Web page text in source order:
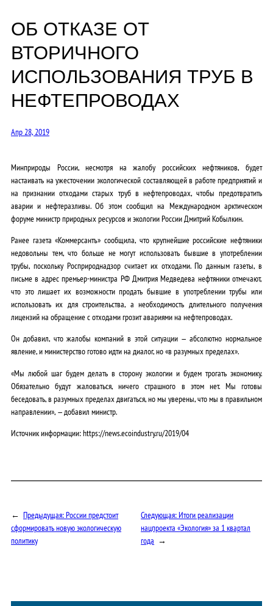
ОБ ОТКАЗЕ ОТ
ВТОРИЧНОГО
ИСПОЛЬЗОВАНИЯ ТРУБ В
НЕФТЕПРОВОДАХ
Апр 28, 2019
Минприроды России, несмотря на жалобу российских нефтяников, будет
настаивать на ужесточении экологической составляющей в работе предприятий и
на признании отходами старых труб в нефтепроводах, чтобы предотвратить
аварии и нефтеразливы. Об этом сообщил на Международном арктическом
форуме министр природных ресурсов и экологии России Дмитрий Кобылкин.
Ранее газета «Коммерсантъ» сообщила, что крупнейшие российские нефтяники
недовольны тем, что больше не могут использовать бывшие в употреблении
трубы, поскольку Росприроднадзор считает их отходами. По данным газеты, в
письме в адрес премьер-министра РФ Дмитрия Медведева нефтяники отмечают,
что это лишает их возможности продать бывшие в употреблении трубы или
использовать их для строительства, а необходимость длительного получения
лицензий на обращение с отходами грозит авариями на нефтепроводах.
Он добавил, что жалобы компаний в этой ситуации — абсолютно нормальное
явление, и министерство готово идти на диалог, но «в разумных пределах».
«Мы любой шаг будем делать в сторону экологии и будем трогать экономику.
Обязательно будут жаловаться, ничего страшного в этом нет. Мы готовы
беседовать, в разумных пределах двигаться, но мы уверены, что мы в правильном
направлении», — добавил министр.
Источник информации: https://news.ecoindustry.ru/2019/04
← Предыдущая:России предстоит
сформировать новую экологическую
политику
Следующая:Итоги реализации
нацпроекта «Экология» за 1 квартал
года →